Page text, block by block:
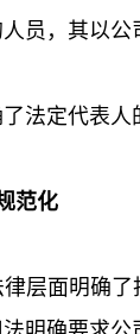
员，其以公
法定代表
范化
层面明确
明确要求公